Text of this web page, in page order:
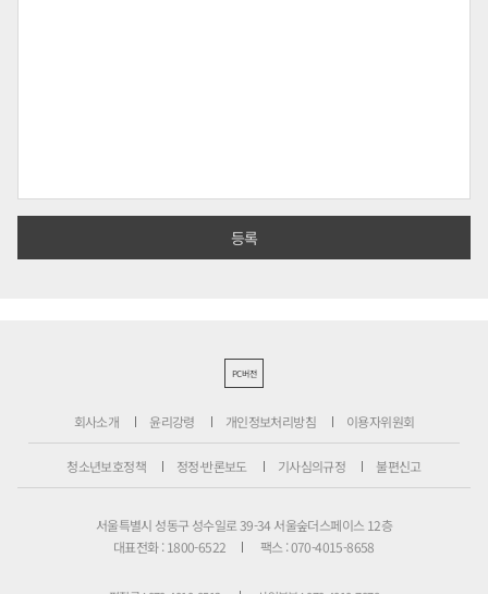
PC버전
회사소개 윤리강령 개인정보처리방침 이용자위원회
청소년보호정책 정정·반론보도 기사심의규정 불편신고
서울특별시 성동구 성수일로 39-34 서울숲더스페이스 12층
대표전화 : 1800-6522
팩스 : 070-4015-8658